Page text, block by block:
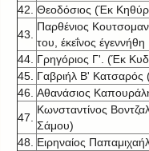
42. Θεοδόσιος (Έκ
43.
Παρθένιος
του, έκεΐνος
44. Γρηγόριος Γ'. (Έκ
45. Γαβριήλ Β'
46. Αθανάσιος
47.
Κωνσταντίνος
Σάμου)
48.
Ειρηναίος